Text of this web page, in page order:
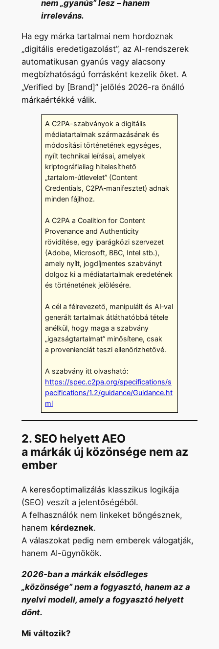
nem „gyanús” lesz – hanem
irreleváns.
Ha egy márka tartalmai nem hordoznak
„digitális eredetigazolást”, az AI-rendszerek
automatikusan gyanús vagy alacsony
megbízhatóságú forrásként kezelik őket. A
„Verified by [Brand]” jelölés 2026-ra önálló
márkaértékké válik.
A C2PA-szabványok a digitális
médiatartalmak származásának és
módosítási történetének egységes,
nyílt technikai leírásai, amelyek
kriptográfiailag hitelesíthető
„tartalom‑útlevelet” (Content
Credentials, C2PA‑manifesztet) adnak
minden fájlhoz.
A C2PA a Coalition for Content
Provenance and Authenticity
rövidítése, egy iparágközi szervezet
(Adobe, Microsoft, BBC, Intel stb.),
amely nyílt, jogdíjmentes szabványt
dolgoz ki a médiatartalmak eredetének
és történetének jelölésére.
A cél a félrevezető, manipulált és AI‑val
generált tartalmak átláthatóbbá tétele
anélkül, hogy maga a szabvány
„igazságtartalmat” minősítene, csak
a provenienciát teszi ellenőrizhetővé.
A szabvány itt olvasható:
https://spec.c2pa.org/specifications/s
pecifications/1.2/guidance/Guidance.ht
ml
2. SEO helyett AEO
a márkák új közönsége nem az
ember
A keresőoptimalizálás klasszikus logikája
(SEO) veszít a jelentőségéből.
A felhasználók nem linkeket böngésznek,
hanem kérdeznek.
A válaszokat pedig nem emberek válogatják,
hanem AI-ügynökök.
2026-ban a márkák elsődleges
„közönsége” nem a fogyasztó, hanem az a
nyelvi modell, amely a fogyasztó helyett
dönt.
Mi változik?